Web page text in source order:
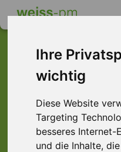
Ihre
wichtig
Diese Website
Targeting
besseres Internet-
und die Inhalte,
Dieser
nicht
... aber vielleicht